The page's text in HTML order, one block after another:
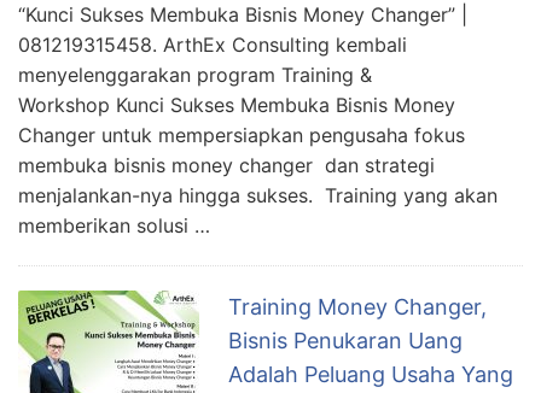
“Kunci Sukses Membuka Bisnis Money Changer” |
081219315458. ArthEx Consulting kembali
menyelenggarakan program Training &
Workshop Kunci Sukses Membuka Bisnis Money
Changer untuk mempersiapkan pengusaha fokus
membuka bisnis money changer dan strategi
menjalankan-nya hingga sukses. Training yang akan
memberikan solusi …
Training Money Changer,
Bisnis Penukaran Uang
Adalah Peluang Usaha Yang